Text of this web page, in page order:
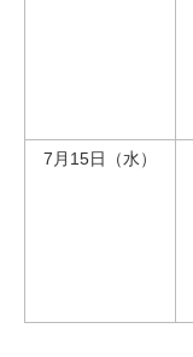
7月15日（水）